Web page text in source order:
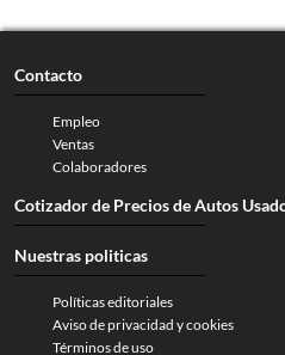
Contacto
Empleo
Ventas
Colaboradores
Cotizador de Precios de Autos
Nuestras politicas
Políticas editoriales
Aviso de privacidad y cookies
Términos de uso